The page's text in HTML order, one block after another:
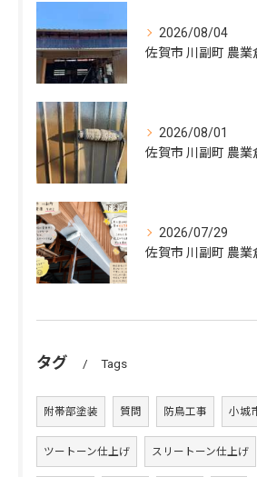
2026/08/04
2026/08/01
2026/07/29
タグ Tags
附帯部塗装 質問 防鳥工事 小城
ツートーン仕上げ スリートーン仕上げ